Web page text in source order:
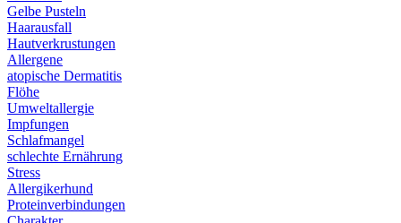
Gelbe Pusteln
Haarausfall
Hautverkrustungen
Allergene
atopische Dermatitis
Flöhe
Umweltallergie
Impfungen
Schlafmangel
schlechte Ernährung
Stress
Allergikerhund
Proteinverbindungen